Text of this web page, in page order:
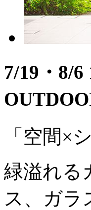
7/19・8/
「空間×
緑溢れる
ス、ガラ